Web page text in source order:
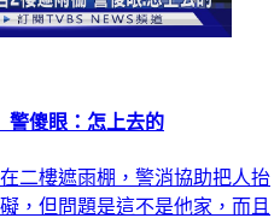
傻眼：怎上去的
二樓遮雨棚，警消協助把人抬
，但問題是這不是他家，而且